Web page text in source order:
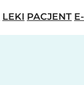
LEKI PACJENT E-